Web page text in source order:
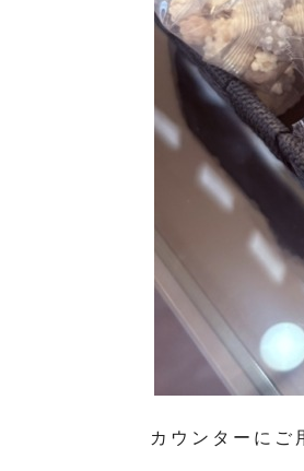
カウンターにご